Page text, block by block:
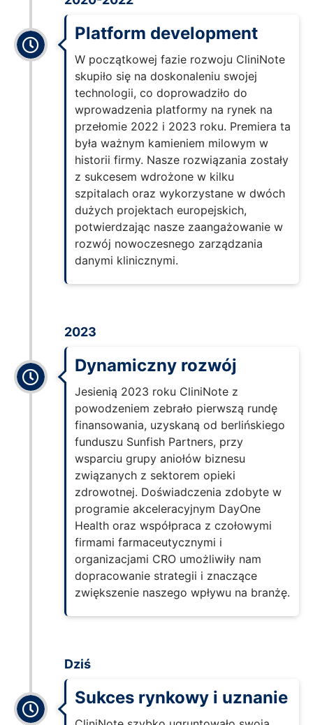
Platform development
W początkowej fazie rozwoju CliniNote
skupiło się na doskonaleniu swojej
technologii, co doprowadziło do
wprowadzenia platformy na rynek na
przełomie 2022 i 2023 roku. Premiera ta
była ważnym kamieniem milowym w
historii firmy. Nasze rozwiązania zostały
z sukcesem wdrożone w kilku
szpitalach oraz wykorzystane w dwóch
dużych projektach europejskich,
potwierdzając nasze zaangażowanie w
rozwój nowoczesnego zarządzania
danymi klinicznymi.
2023
Dynamiczny rozwój
Jesienią 2023 roku CliniNote z
powodzeniem zebrało pierwszą rundę
finansowania, uzyskaną od berlińskiego
funduszu Sunfish Partners, przy
wsparciu grupy aniołów biznesu
związanych z sektorem opieki
zdrowotnej. Doświadczenia zdobyte w
programie akceleracyjnym DayOne
Health oraz współpraca z czołowymi
firmami farmaceutycznymi i
organizacjami CRO umożliwiły nam
dopracowanie strategii i znaczące
zwiększenie naszego wpływu na branżę.
Dziś
Sukces rynkowy i uznanie